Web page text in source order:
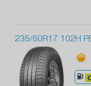
235/60R17 102H